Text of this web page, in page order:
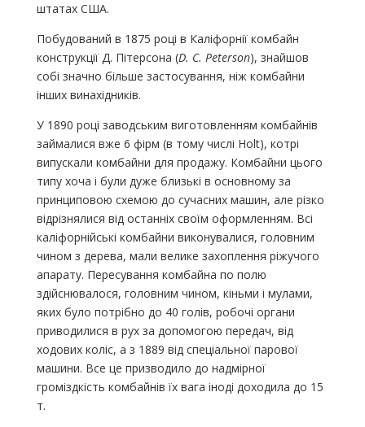
штатах США.
Побудований в 1875 році в Каліфорнії комбайн
конструкції Д. Пітерсона (D. С. Peterson), знайшов
собі значно більше застосування, ніж комбайни
інших винахідників.
У 1890 році заводським виготовленням комбайнів
займалися вже 6 фірм (в тому числі Holt), котрі
випускали комбайни для продажу. Комбайни цього
типу хоча і були дуже близькі в основному за
принциповою схемою до сучасних машин, але різко
відрізнялися від останніх своїм оформленням. Всі
каліфорнійські комбайни виконувалися, головним
чином з дерева, мали велике захоплення ріжучого
апарату. Пересування комбайна по полю
здійснювалося, головним чином, кіньми і мулами,
яких було потрібно до 40 голів, робочі органи
приводилися в рух за допомогою передач, від
ходових коліс, а з 1889 від спеціальної парової
машини. Все це призводило до надмірної
громіздкість комбайнів їх вага іноді доходила до 15
т.